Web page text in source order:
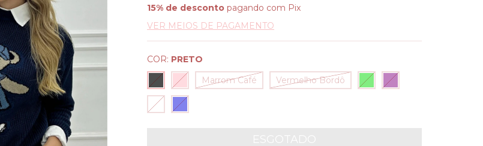
15% de desconto pagando com Pix
VER MEIOS DE PAGAMENTO
COR: PRETO
Marrom Café
Vermelho Bordô